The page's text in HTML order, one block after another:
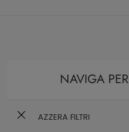
NAVIGA PER
AZZERA FILTRI